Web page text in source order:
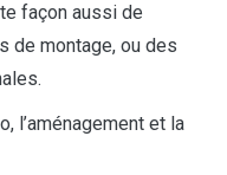
façon aussi de
de montage, ou des
l’aménagement et la